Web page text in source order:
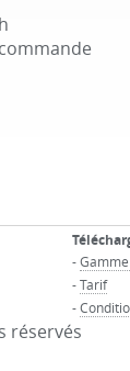
-
-Tarif
-
réservés